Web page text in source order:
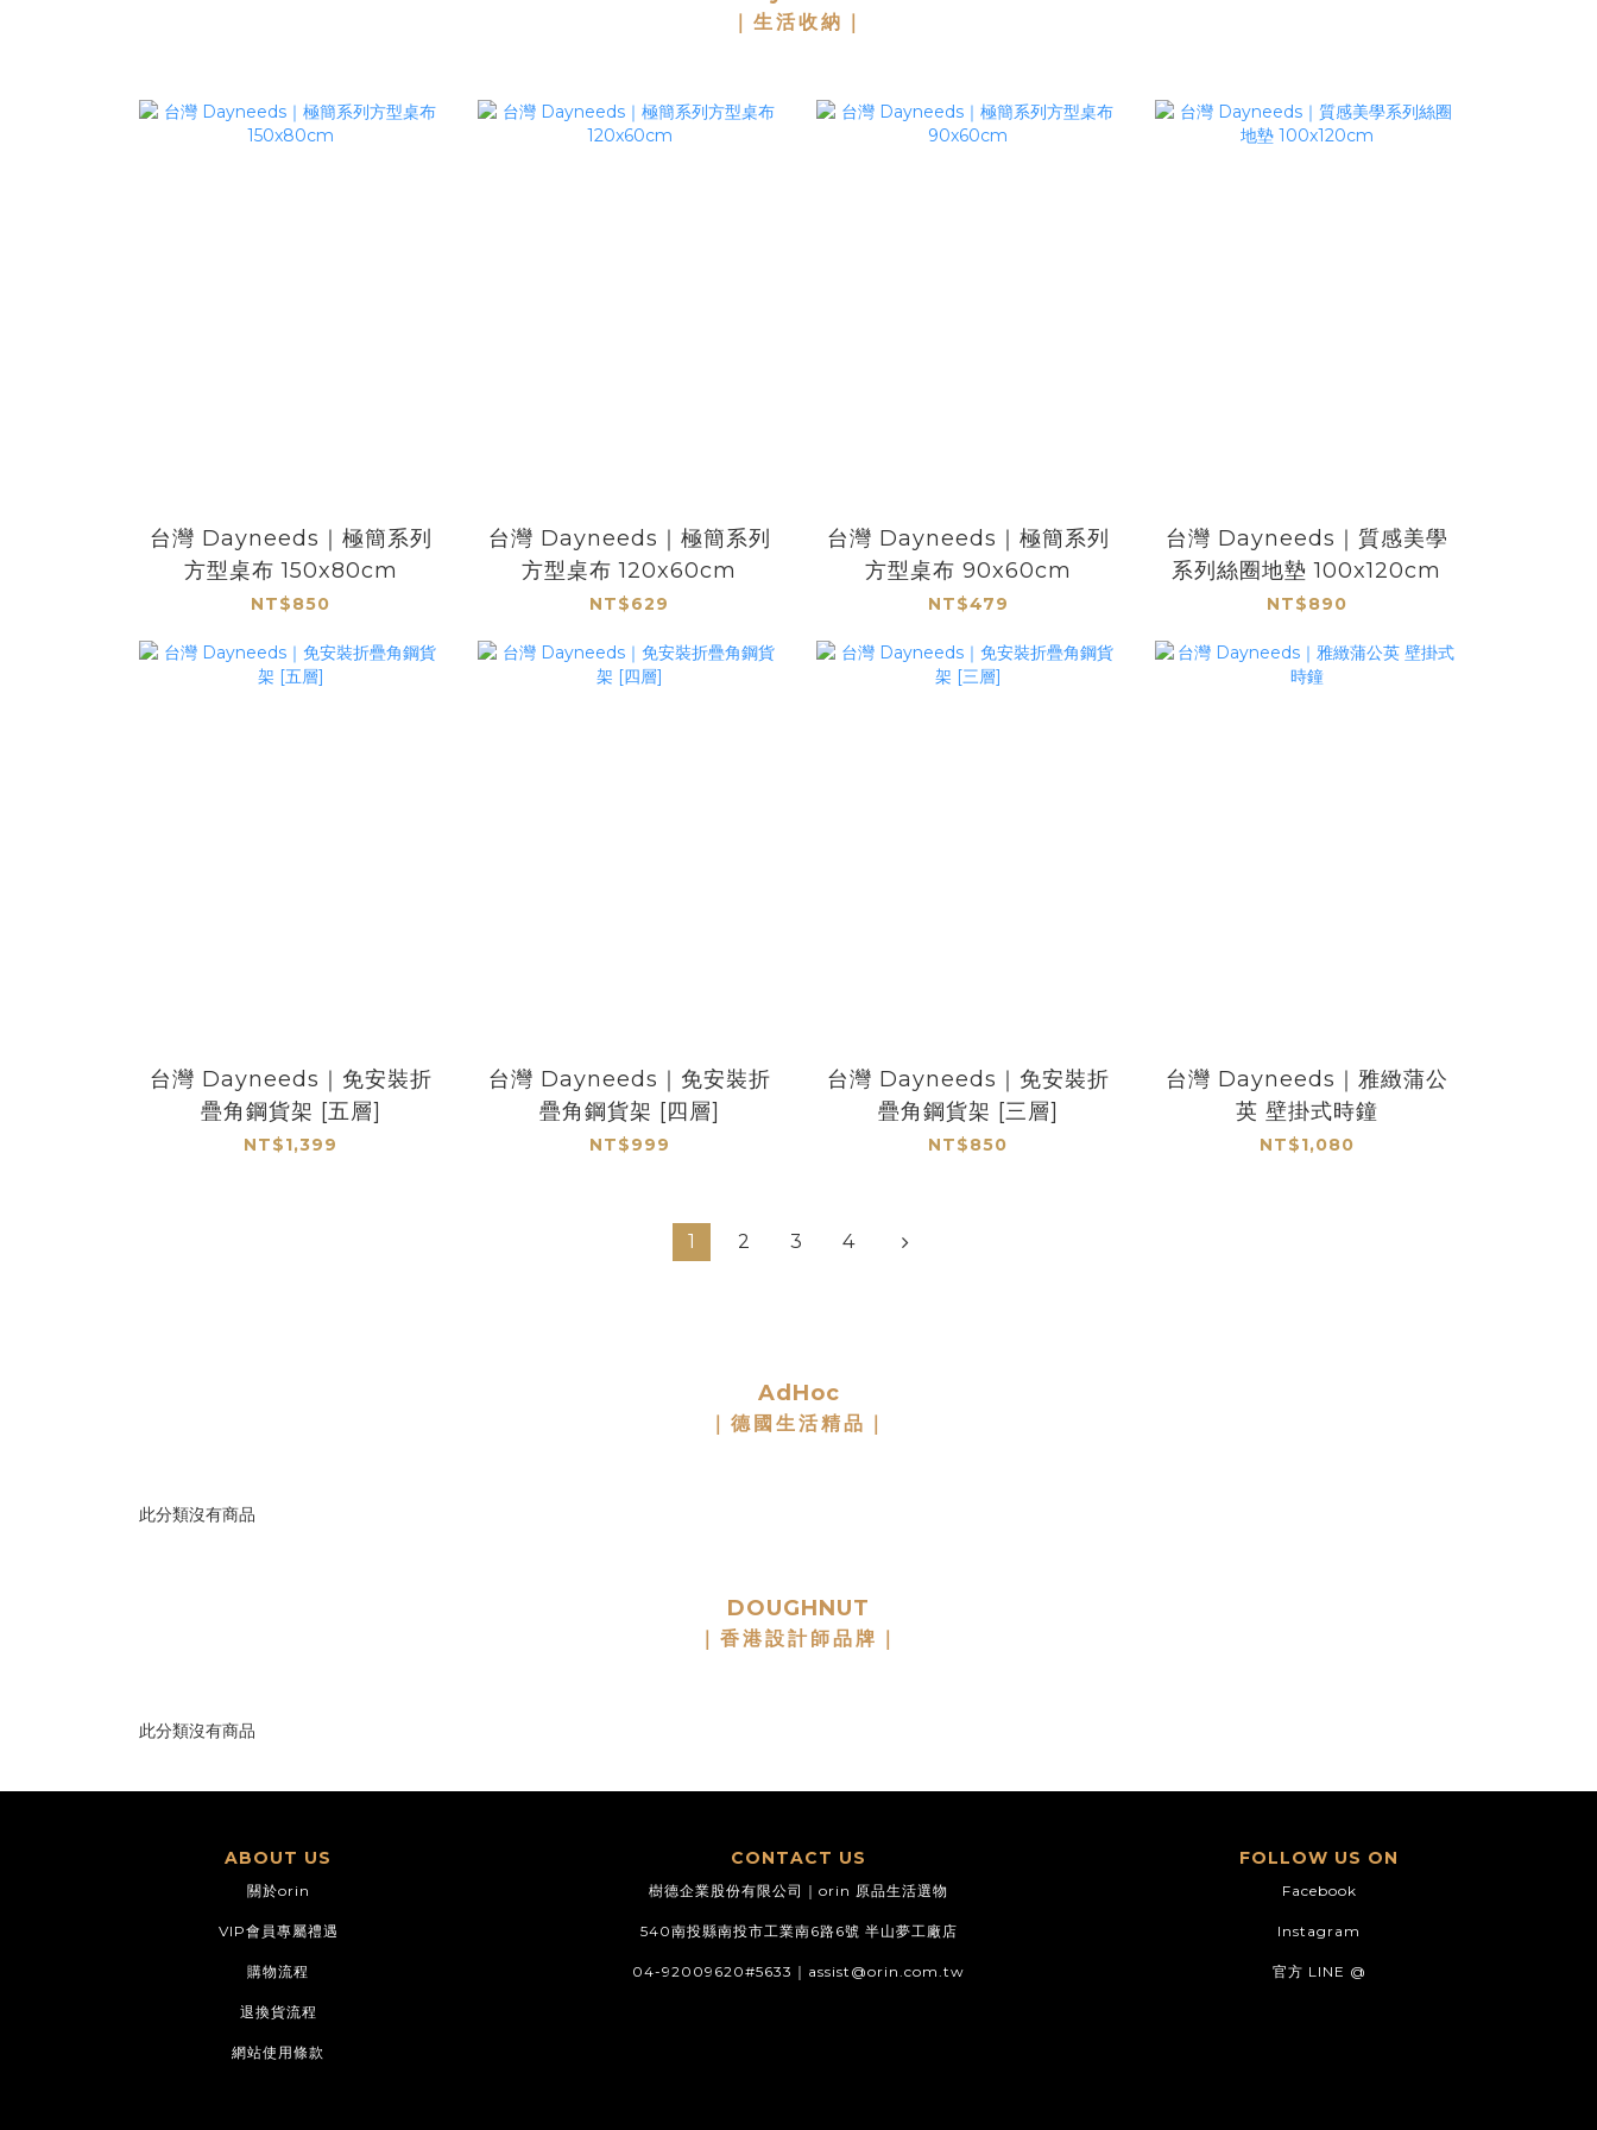
｜生活收納｜
台灣 Dayneeds｜極簡系列
方型桌布 150x80cm
NT$850
台灣 Dayneeds｜極簡系列
方型桌布 120x60cm
NT$629
台灣 Dayneeds｜極簡系列
方型桌布 90x60cm
NT$479
台灣 Dayneeds｜質感美學
系列絲圈地墊 100x120cm
NT$890
台灣 Dayneeds｜免安裝折
疊角鋼貨架 [五層]
NT$1,399
台灣 Dayneeds｜免安裝折
疊角鋼貨架 [四層]
NT$999
台灣 Dayneeds｜免安裝折
疊角鋼貨架 [三層]
NT$850
台灣 Dayneeds｜雅緻蒲公
英 壁掛式時鐘
NT$1,080
1 2 3 4
AdHoc
｜德國生活精品｜
此分類沒有商品
DOUGHNUT
｜香港設計師品牌｜
此分類沒有商品
ABOUT US
關於orin
VIP會員專屬禮遇
購物流程
退換貨流程
網站使用條款
CONTACT US
樹德企業股份有限公司｜orin 原品生活選物
540南投縣南投市工業南6路6號 半山夢工廠店
04-92009620#5633｜ assist@orin.com.tw
FOLLOW US ON
Facebook
Instagram
官方 LINE @